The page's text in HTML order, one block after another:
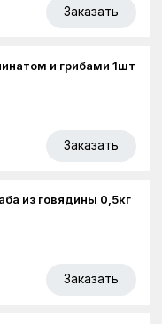
Заказать
и грибами 1шт
Заказать
из говядины 0,5кг
Заказать